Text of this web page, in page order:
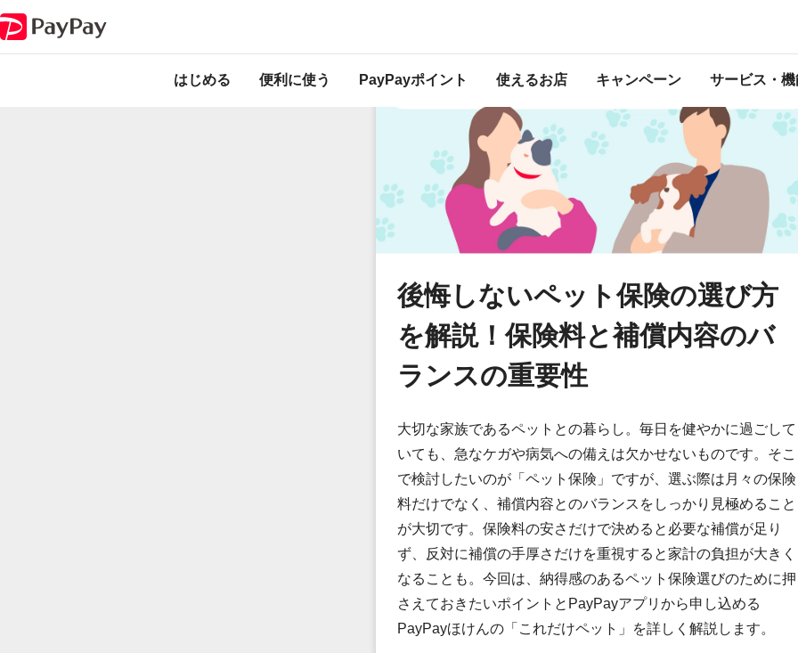
はじめる 便利に使う PayPayポイント 使えるお店 キャンペーン サービス・
後悔しないペット保険の選び方
を解説！保険料と補償内容のバ
ランスの重要性
大切な家族であるペットとの暮らし。毎日を健やかに過ごして
いても、急なケガや病気への備えは欠かせないものです。そこ
で検討したいのが「ペット保険」ですが、選ぶ際は月々の保険
料だけでなく、補償内容とのバランスをしっかり見極めること
が大切です。保険料の安さだけで決めると必要な補償が足り
ず、反対に補償の手厚さだけを重視すると家計の負担が大きく
なることも。今回は、納得感のあるペット保険選びのために押
さえておきたいポイントとPayPayアプリから申し込める
PayPayほけんの「これだけペット」を詳しく解説します。